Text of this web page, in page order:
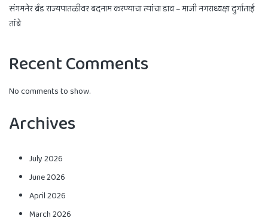
संगमनेर ब्रँड राज्यपातळीवर बदनाम करण्याचा त्यांचा डाव – माजी नगराध्यक्षा दुर्गाताई
तांबे
Recent Comments
No comments to show.
Archives
July 2026
June 2026
April 2026
March 2026